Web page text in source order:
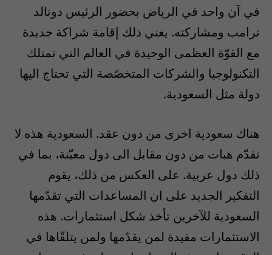
في آن واحد في الرياض بحضور الرئيس دونالد
ترامب ومشاركته. يعني ذلك إقامة شراكة جديدة
مع القوّة العظمى الوحيدة في العالم التي تمتلك
التكنولوجيا والشركات المتخصّصة التي تحتاج اليها
دولة مثل السعودية.
هناك سعودية اخرى من دون عقد. السعودية هذه لا
تقدّم هبات من دون مقابل الى دول معيّنة، بما في
ذلك دول عربية. على العكس من ذلك، يقوم
التفكير الجديد على ان المساعدات التي تقدّمها
السعودية للآخرين تأخذ شكل استثمارات. هذه
الاستثمارات مفيدة لمن يقدّمها ولمن يتلقّاها في